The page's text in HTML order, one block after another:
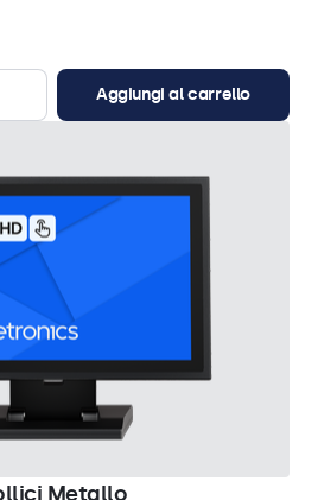
Aggiungi al carrello
Metallo